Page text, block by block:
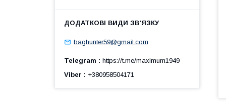
baghunter59@gmail.com
Telegram
https://t.me/maximum1949
Viber
+380958504171